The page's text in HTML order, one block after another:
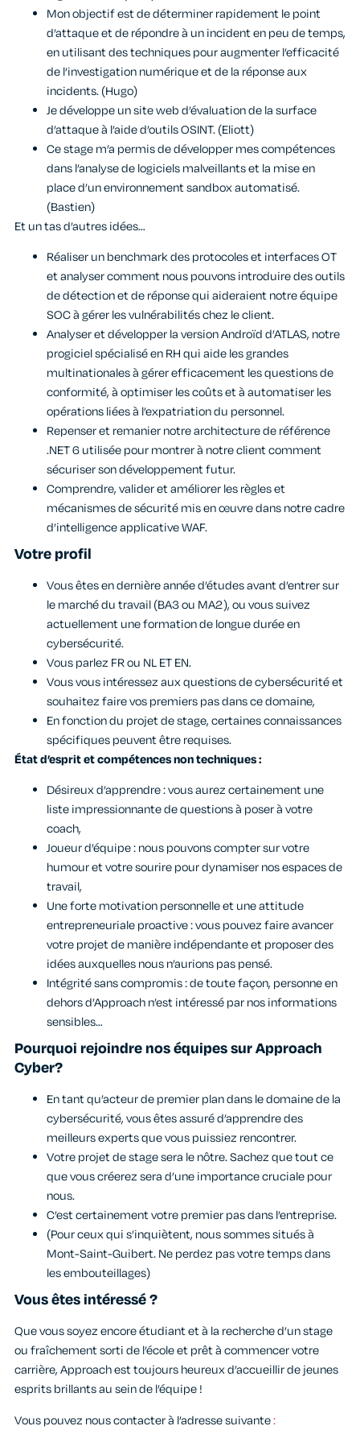
Mon objectif est de déterminer rapidement le point
d’attaque et de répondre à un incident en peu de temps,
en utilisant des techniques pour augmenter l’efficacité
de l’investigation numérique et de la réponse aux
incidents. (Hugo)
Je développe un site web d’évaluation de la surface
d’attaque à l’aide d’outils OSINT. (Eliott)
Ce stage m’a permis de développer mes compétences
dans l’analyse de logiciels malveillants et la mise en
place d’un environnement sandbox automatisé.
(Bastien)
Et un tas d’autres idées…
Réaliser un benchmark des protocoles et interfaces OT
et analyser comment nous pouvons introduire des outils
de détection et de réponse qui aideraient notre équipe
SOC à gérer les vulnérabilités chez le client.
Analyser et développer la version Androïd d’ATLAS, notre
progiciel spécialisé en RH qui aide les grandes
multinationales à gérer efficacement les questions de
conformité, à optimiser les coûts et à automatiser les
opérations liées à l’expatriation du personnel.
Repenser et remanier notre architecture de référence
.NET 6 utilisée pour montrer à notre client comment
sécuriser son développement futur.
Comprendre, valider et améliorer les règles et
mécanismes de sécurité mis en œuvre dans notre cadre
d’intelligence applicative WAF.
Votre profil
Vous êtes en dernière année d’études avant d’entrer sur
le marché du travail (BA3 ou MA2), ou vous suivez
actuellement une formation de longue durée en
cybersécurité.
Vous parlez FR ou NL ET EN.
Vous vous intéressez aux questions de cybersécurité et
souhaitez faire vos premiers pas dans ce domaine,
En fonction du projet de stage, certaines connaissances
spécifiques peuvent être requises.
État d’esprit et compétences non techniques :
Désireux d’apprendre : vous aurez certainement une
liste impressionnante de questions à poser à votre
coach,
Joueur d’équipe : nous pouvons compter sur votre
humour et votre sourire pour dynamiser nos espaces de
travail,
Une forte motivation personnelle et une attitude
entrepreneuriale proactive : vous pouvez faire avancer
votre projet de manière indépendante et proposer des
idées auxquelles nous n’aurions pas pensé.
Intégrité sans compromis : de toute façon, personne en
dehors d’Approach n’est intéressé par nos informations
sensibles…
Pourquoi rejoindre nos équipes sur Approach
Cyber?
En tant qu’acteur de premier plan dans le domaine de la
cybersécurité, vous êtes assuré d’apprendre des
meilleurs experts que vous puissiez rencontrer.
Votre projet de stage sera le nôtre. Sachez que tout ce
que vous créerez sera d’une importance cruciale pour
nous.
C’est certainement votre premier pas dans l’entreprise.
(Pour ceux qui s’inquiètent, nous sommes situés à
Mont-Saint-Guibert. Ne perdez pas votre temps dans
les embouteillages)
Vous êtes intéressé ?
Que vous soyez encore étudiant et à la recherche d’un stage
ou fraîchement sorti de l’école et prêt à commencer votre
carrière, Approach est toujours heureux d’accueillir de jeunes
esprits brillants au sein de l’équipe !
Vous pouvez nous contacter à l’adresse suivante: